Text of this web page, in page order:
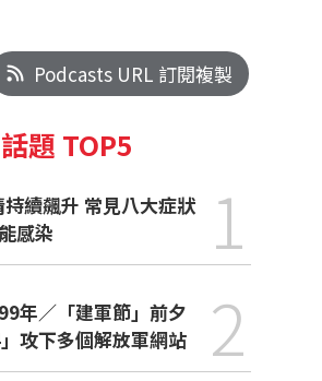
Podcasts URL 訂閱複製
題 TOP5
感染
1
年／「建軍節」前夕
」攻下多個解放軍網站
2